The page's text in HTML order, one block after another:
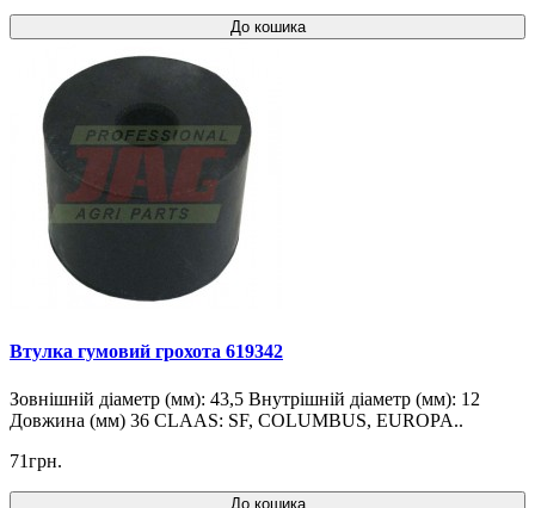
До кошика
Втулка гумовий грохота 619342
Зовнішній діаметр (мм): 43,5 Внутрішній діаметр (мм): 12
Довжина (мм) 36 CLAAS: SF, COLUMBUS, EUROPA..
71грн.
До кошика